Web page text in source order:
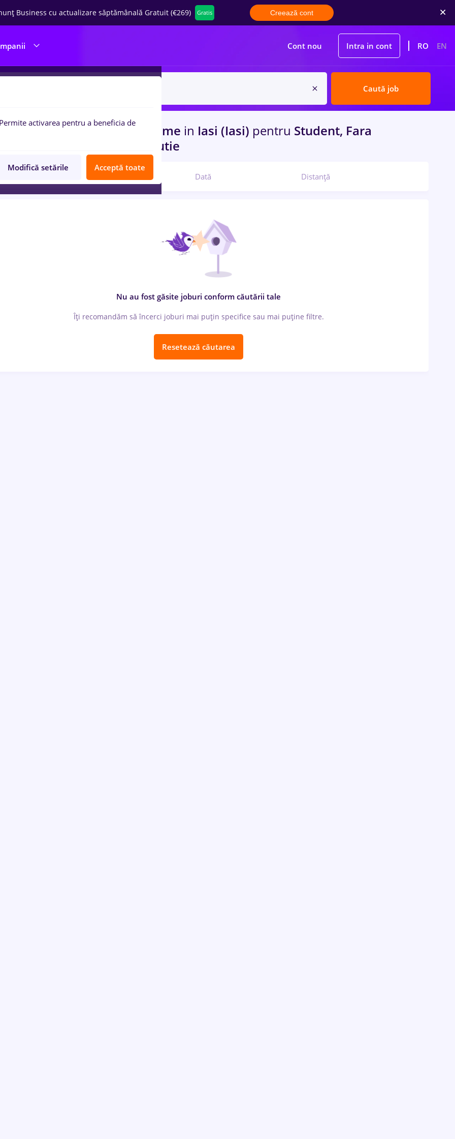
Business cu actualizare săptămânală Gratuit (€269) Gratis Creează cont
Cont nou Intra in cont RO EN
Caută job
de muncahr junior, Full time in Iasi (Iasi) pentru Student, Fara
Transport / Distributie
Relevanță Dată Distanță
Nu au fost găsite joburi conform căutării tale
Îți recomandăm să încerci joburi mai puțin specifice sau mai puține filtre.
Resetează căutarea
Permite activarea pentru a beneficia de
Modifică setările Acceptă toate